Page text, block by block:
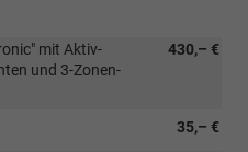
430,– €
mit Aktiv-
und 3-Zonen-
35,– €